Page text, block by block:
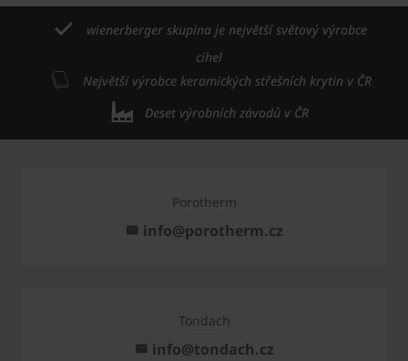
wienerberger skupina je největší světový výrobce
cihel
Největší výrobce keramických střešních krytin v ČR
Deset výrobních závodů v ČR
Porotherm
info@porotherm.cz
Tondach
info@tondach.cz